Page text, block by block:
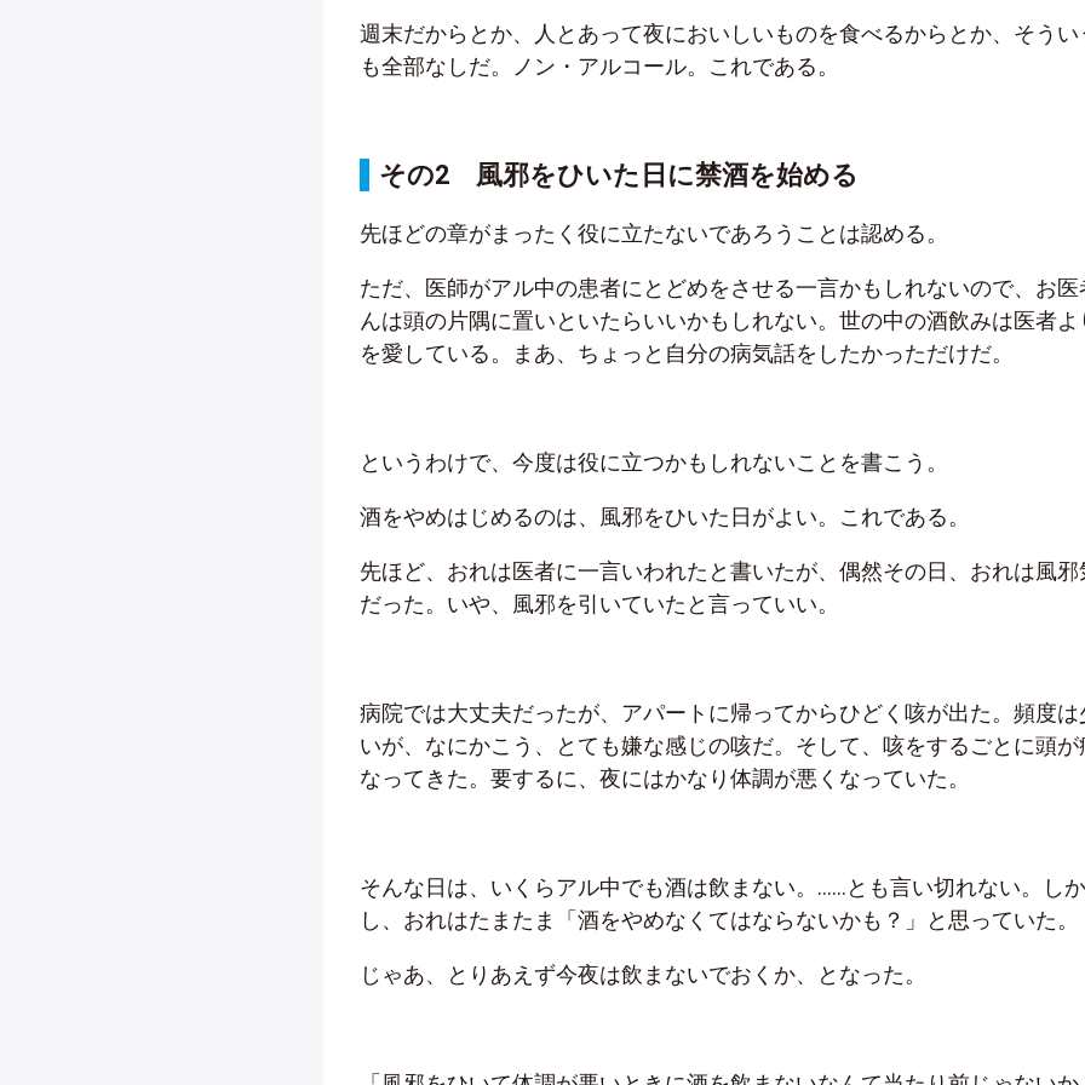
週末だからとか、人とあって夜においしいものを食べるからとか、そうい
も全部なしだ。ノン・アルコール。これである。
その2 風邪をひいた日に禁酒を始める
先ほどの章がまったく役に立たないであろうことは認める。
ただ、医師がアル中の患者にとどめをさせる一言かもしれないので、お医
んは頭の片隅に置いといたらいいかもしれない。世の中の酒飲みは医者よ
を愛している。まあ、ちょっと自分の病気話をしたかっただけだ。
というわけで、今度は役に立つかもしれないことを書こう。
酒をやめはじめるのは、風邪をひいた日がよい。これである。
先ほど、おれは医者に一言いわれたと書いたが、偶然その日、おれは風邪
だった。いや、風邪を引いていたと言っていい。
病院では大丈夫だったが、アパートに帰ってからひどく咳が出た。頻度は
いが、なにかこう、とても嫌な感じの咳だ。そして、咳をするごとに頭が
なってきた。要するに、夜にはかなり体調が悪くなっていた。
そんな日は、いくらアル中でも酒は飲まない。……とも言い切れない。しか
し、おれはたまたま「酒をやめなくてはならないかも？」と思っていた。
じゃあ、とりあえず今夜は飲まないでおくか、となった。